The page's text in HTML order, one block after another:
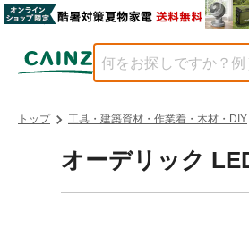
トップ 工具・建築資材・作業着・木材・DIY
オーデリック